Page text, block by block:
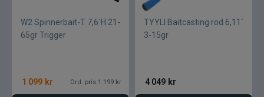
W2 Spinnerbait-T 7,6´H 21-
65gr Trigger
1 099 kr Ord. pris 1 199 kr
TYYLI Baitcasting rod 6,11´
3-15gr
4 049 kr